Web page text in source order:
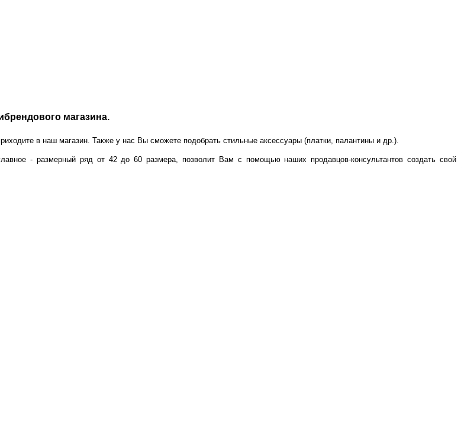
магазина.
в наш магазин. Также у нас Вы сможете подобрать стильные аксессуары (платки, палантины и др.).
- размерный ряд от 42 до 60 размера, позволит Вам с помощью наших продавцов-консультантов создать свой